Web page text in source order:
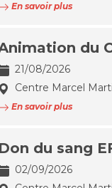
En savoir plus
du
21/08/2026
Centre Marcel
En savoir plus
du sang
02/09/2026